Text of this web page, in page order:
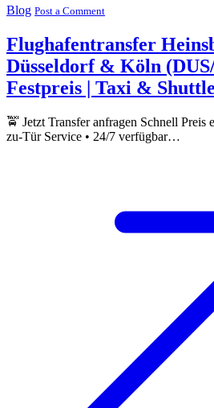
Blog Post a Comment
Flughafentransfer
Düsseldorf & Köln
Festpreis | Taxi &
🚖 Jetzt Transfer anfragen Schnell Preis
zu-Tür Service • 24/7 verfügbar…